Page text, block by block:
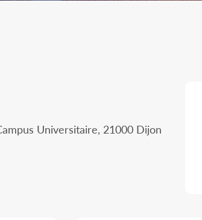
Universitaire, 21000 Dijon